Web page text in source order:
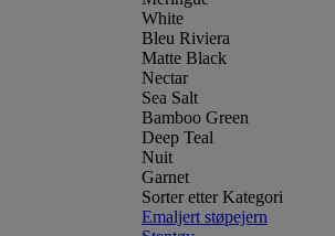
White
Bleu Riviera
Matte Black
Nectar
Sea Salt
Bamboo Green
Deep Teal
Nuit
Garnet
Sorter etter Kategori
Emaljert støpejern